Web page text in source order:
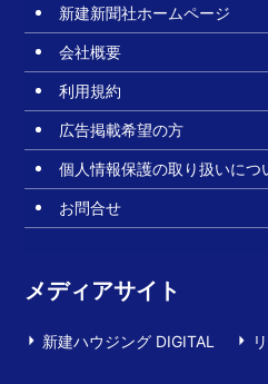
新建新聞社ホームページ
会社概要
利用規約
広告掲載希望の方
個人情報保護の取り扱いにつ
お問合せ
メディアサイト
新建ハウジング DIGITAL